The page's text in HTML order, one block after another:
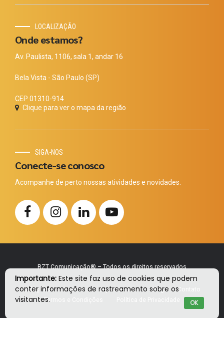
LOCALIZAÇÃO
Onde estamos?
Av. Paulista, 1106, sala 1, andar 16
Bela Vista - São Paulo (SP)
CEP 01310-914
Clique para ver o mapa da região
SIGA-NOS
Conecte-se conosco
Acompanhe de perto nossas atividades e novidades.
RZT Comunicação® – Todos os direitos reservados
Soluções Cursos Depoimentos Blog
Contato
Termos e Condições
Importante: Este site faz uso de cookies que podem
conter informações de rastreamento sobre os
visitantes.
OK